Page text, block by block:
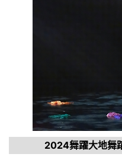
2024舞躍大地舞